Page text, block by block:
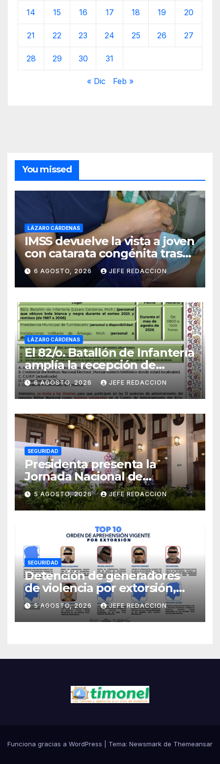
14 15 16 17 18 19 20
21 22 23 24 25 26 27
28 29 30 31
« Dic Feb »
You missed
LÁZARO CÁRDENAS
IMSS devuelve la vista a joven
con catarata congénita tras
23 años de limitación visual
6 AGOSTO, 2026 JEFE REDACCION
LÁZARO CÁRDENAS
El 82/o. Batallón de Infantería
amplía la recepción de
documentos para obtener La
Catilla del Servicio Militar
Nacional
6 AGOSTO, 2026 JEFE REDACCION
SEGURIDAD
Presidenta presenta la
Jornada Nacional de
Reforestación 2026; se
realizará el 9 de agosto y se
plantarán 6.6 millones de
árboles y plantas
5 AGOSTO, 2026 JEFE REDACCION
SEGURIDAD
Detención de generadores
de violencia por extorsión,
pilar de la estrategia estatal:
SSP
5 AGOSTO, 2026 JEFE REDACCION
Funciona gracias a WordPress Tema: Newsmark de Themeansar